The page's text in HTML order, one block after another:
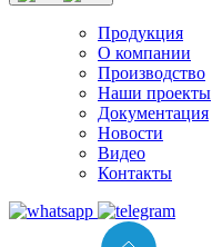
Продукция
О компании
Производство
Наши проекты
Документация
Новости
Видео
Контакты